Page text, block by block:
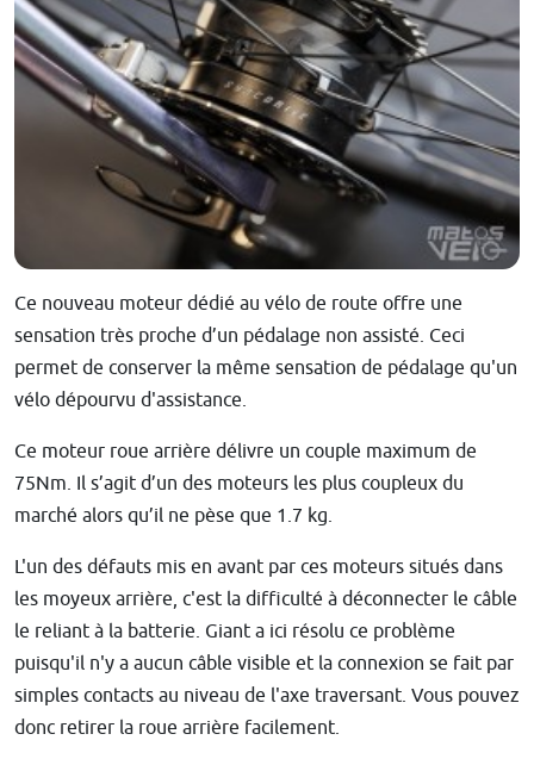
Ce nouveau moteur dédié au vélo de route offre une
sensation très proche d’un pédalage non assisté. Ceci
permet de conserver la même sensation de pédalage qu'un
vélo dépourvu d'assistance.
Ce moteur roue arrière délivre un couple maximum de
75Nm. Il s’agit d’un des moteurs les plus coupleux du
marché alors qu’il ne pèse que 1.7 kg.
L'un des défauts mis en avant par ces moteurs situés dans
les moyeux arrière, c'est la difficulté à déconnecter le câble
le reliant à la batterie. Giant a ici résolu ce problème
puisqu'il n'y a aucun câble visible et la connexion se fait par
simples contacts au niveau de l'axe traversant. Vous pouvez
donc retirer la roue arrière facilement.